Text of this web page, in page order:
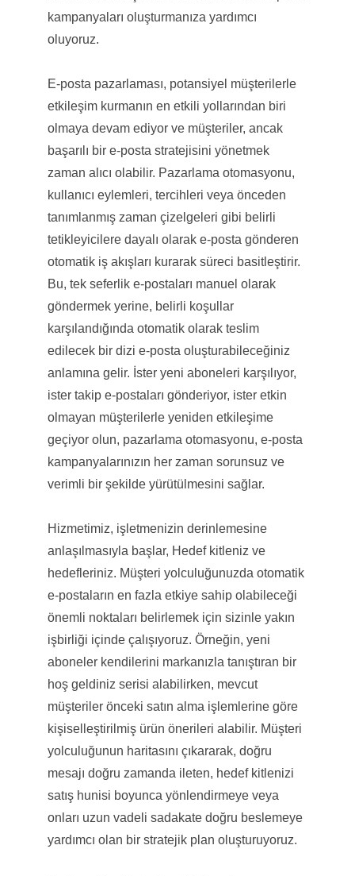
kampanyaları oluşturmanıza yardımcı
oluyoruz.
E-posta pazarlaması, potansiyel müşterilerle
etkileşim kurmanın en etkili yollarından biri
olmaya devam ediyor ve müşteriler, ancak
başarılı bir e-posta stratejisini yönetmek
zaman alıcı olabilir. Pazarlama otomasyonu,
kullanıcı eylemleri, tercihleri ​​veya önceden
tanımlanmış zaman çizelgeleri gibi belirli
tetikleyicilere dayalı olarak e-posta gönderen
otomatik iş akışları kurarak süreci basitleştirir.
Bu, tek seferlik e-postaları manuel olarak
göndermek yerine, belirli koşullar
karşılandığında otomatik olarak teslim
edilecek bir dizi e-posta oluşturabileceğiniz
anlamına gelir. İster yeni aboneleri karşılıyor,
ister takip e-postaları gönderiyor, ister etkin
olmayan müşterilerle yeniden etkileşime
geçiyor olun, pazarlama otomasyonu, e-posta
kampanyalarınızın her zaman sorunsuz ve
verimli bir şekilde yürütülmesini sağlar.
Hizmetimiz, işletmenizin derinlemesine
anlaşılmasıyla başlar, Hedef kitleniz ve
hedefleriniz. Müşteri yolculuğunuzda otomatik
e-postaların en fazla etkiye sahip olabileceği
önemli noktaları belirlemek için sizinle yakın
işbirliği içinde çalışıyoruz. Örneğin, yeni
aboneler kendilerini markanızla tanıştıran bir
hoş geldiniz serisi alabilirken, mevcut
müşteriler önceki satın alma işlemlerine göre
kişiselleştirilmiş ürün önerileri alabilir. Müşteri
yolculuğunun haritasını çıkararak, doğru
mesajı doğru zamanda ileten, hedef kitlenizi
satış hunisi boyunca yönlendirmeye veya
onları uzun vadeli sadakate doğru beslemeye
yardımcı olan bir stratejik plan oluşturuyoruz.